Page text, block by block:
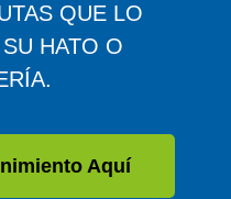
QUE LO
HATO O
Aquí